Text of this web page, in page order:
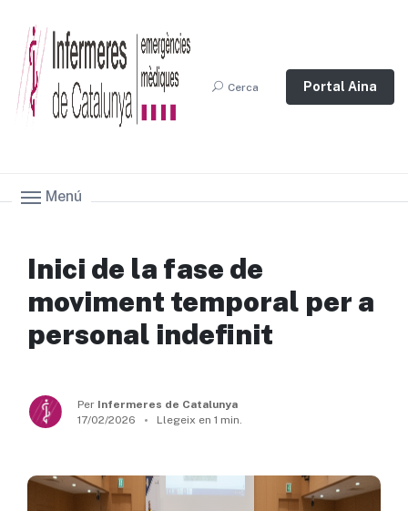
Cerca Portal Aina
Menú
Inici de la fase de
moviment temporal per a
personal indefinit
Per Infermeres de Catalunya
17/02/2026
Llegeix en 1 min.